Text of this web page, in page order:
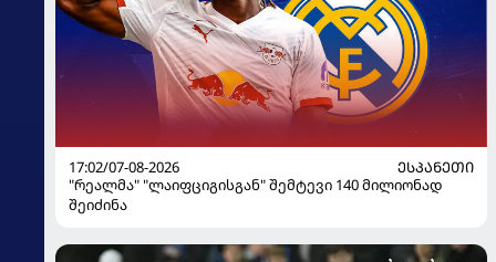
17:02/07-08-2026
ᲔᲡᲞᲐᲜᲔᲗᲘ
"რეალმა" "ლაიფციგისგან" შემტევი 140 მილიონად
შეიძინა